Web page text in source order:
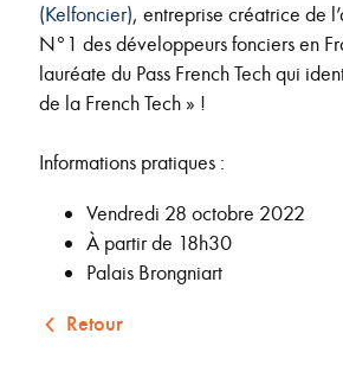
(Kelfoncier), entreprise créatrice de
N°1 des développeurs fonciers en
lauréate du Pass French Tech qui
de la French Tech » !
Informations pratiques :
Vendredi 28 octobre 2022
À partir de 18h30
Palais Brongniart
Retour